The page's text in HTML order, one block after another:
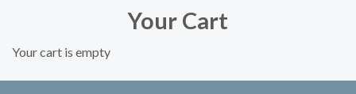
Your Cart
Your cart is empty